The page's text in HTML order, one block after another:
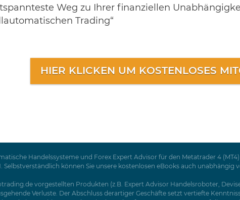
Weg zu Ihrer finanziellen
Trading“
HIER KLICKEN UM KOSTENLOSES
Handelssysteme und Forex Expert Advisor für den Metatrader 4
können Sie unsere kostenlosen eBooks auch unabhängig
vorgestellten Produkten (z.B. Expert Advisor Handelsroboter,
Verluste. Der Abschluss derartiger Geschäfte setzt vertiefte